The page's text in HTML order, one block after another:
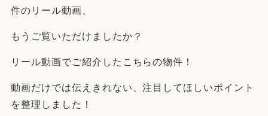
件のリール動画、
もうご覧いただけましたか？
リール動画でご紹介したこちらの物件！
動画だけでは伝えきれない、注目してほしいポイント
を整理しました！